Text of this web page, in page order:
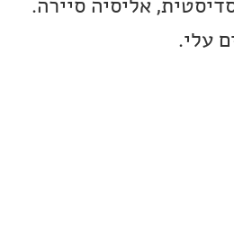
אליסיה סיירה.
עלי.